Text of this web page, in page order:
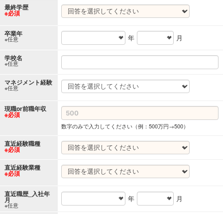
最終学歴
※必須
卒業年
※任意 年 月
学校名
※任意
マネジメント経験
※任意
現職or前職年収
※必須
数字のみで入力してください（例：500万円→500）
直近経験職種
※必須
直近経験業種
※必須
直近職歴_入社年
月
※任意
年 月